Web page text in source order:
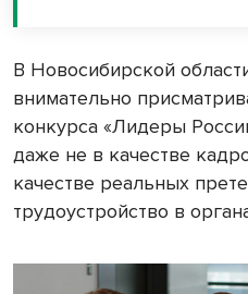
В Новосибирской
внимательно
конкурса «Лидеры
даже не в качестве
качестве реальных
трудоустройство в